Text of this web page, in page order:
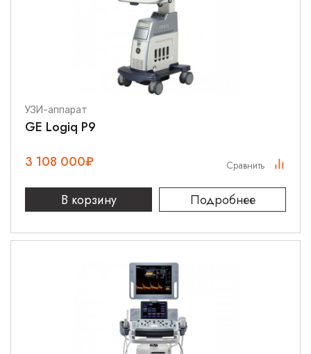
УЗИ-аппарат
GE Logiq P9
3 108 000₽
В корзину Подробнее
Сравнить